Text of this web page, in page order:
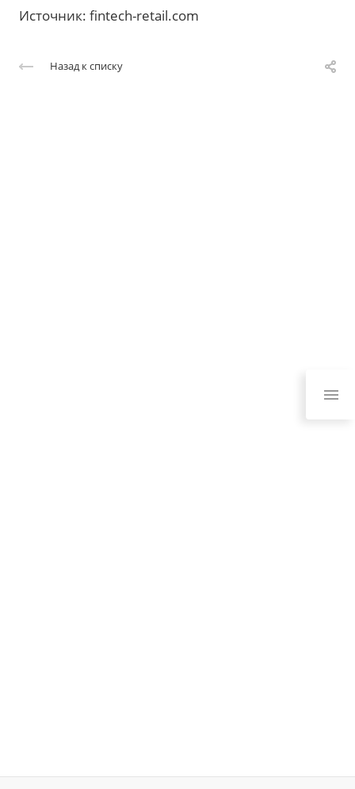
Источник: fintech-retail.com
Назад к списку